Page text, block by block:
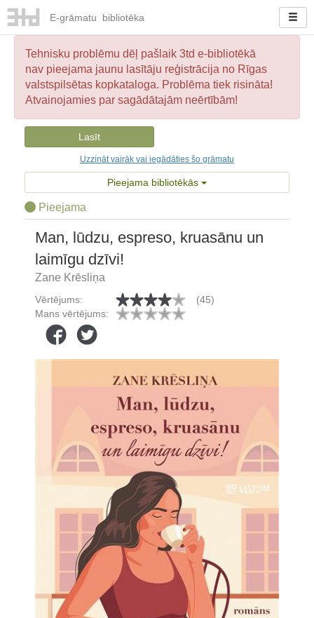
E-grāmatu bibliotēka
Tehnisku problēmu dēļ pašlaik 3td e-bibliotēkā
nav pieejama jaunu lasītāju reģistrācija no Rīgas
valstspilsētas kopkataloga. Problēma tiek risināta!
Atvainojamies par sagādātajām neērtībām!
Lasīt
Uzzināt vairāk vai iegādāties šo grāmatu
Pieejama bibliotēkās
Pieejama
Man, lūdzu, espreso, kruasānu un
laimīgu dzīvi!
Zane Krēsliņa
Vērtējums:
(45)
Mans vērtējums: